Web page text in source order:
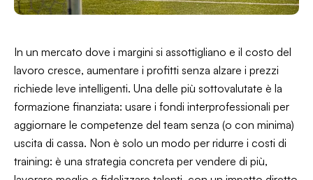
In un mercato dove i margini si assottigliano e il costo del
lavoro cresce, aumentare i profitti senza alzare i prezzi
richiede leve intelligenti. Una delle più sottovalutate è la
formazione finanziata: usare i fondi interprofessionali per
aggiornare le competenze del team senza (o con minima)
uscita di cassa. Non è solo un modo per ridurre i costi di
training: è una strategia concreta per vendere di più,